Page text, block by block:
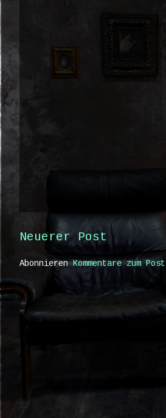
Neuerer Post
AbonnierenKommentare zum